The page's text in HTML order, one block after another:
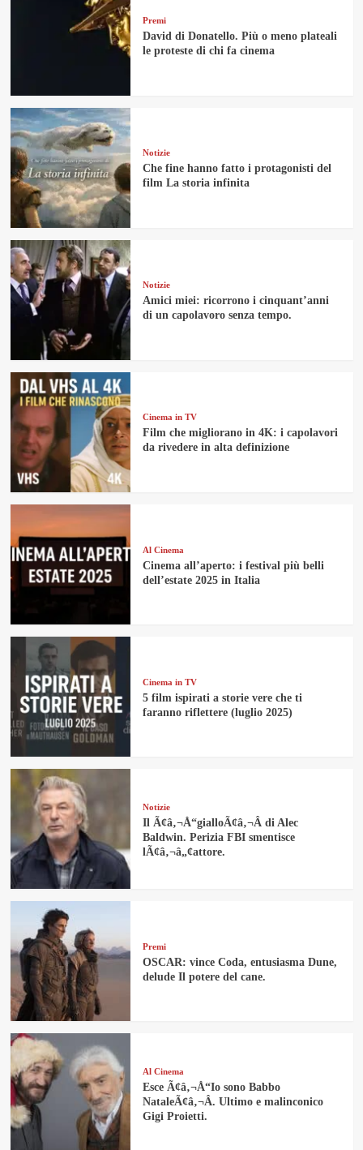
Premi
David di Donatello. Più o meno plateali
le proteste di chi fa cinema
Notizie
Che fine hanno fatto i protagonisti del
film La storia infinita
Notizie
Amici miei: ricorrono i cinquant’anni
di un capolavoro senza tempo.
Cinema in TV
Film che migliorano in 4K: i capolavori
da rivedere in alta definizione
Al Cinema
Cinema all’aperto: i festival più belli
dell’estate 2025 in Italia
Cinema in TV
5 film ispirati a storie vere che ti
faranno riflettere (luglio 2025)
Notizie
Il Ã¢â‚¬Å“gialloÃ¢â‚¬Â di Alec
Baldwin. Perizia FBI smentisce
lÃ¢â‚¬â„¢attore.
Premi
OSCAR: vince Coda, entusiasma Dune,
delude Il potere del cane.
Al Cinema
Esce Ã¢â‚¬Å“Io sono Babbo
NataleÃ¢â‚¬Â. Ultimo e malinconico
Gigi Proietti.